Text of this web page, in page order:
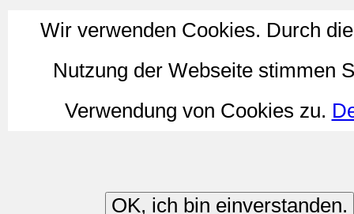
Wir verwenden Cookies. Durch
Nutzung der Webseite stimmen
Verwendung von Cookies zu.
OK, ich bin einverstanden.